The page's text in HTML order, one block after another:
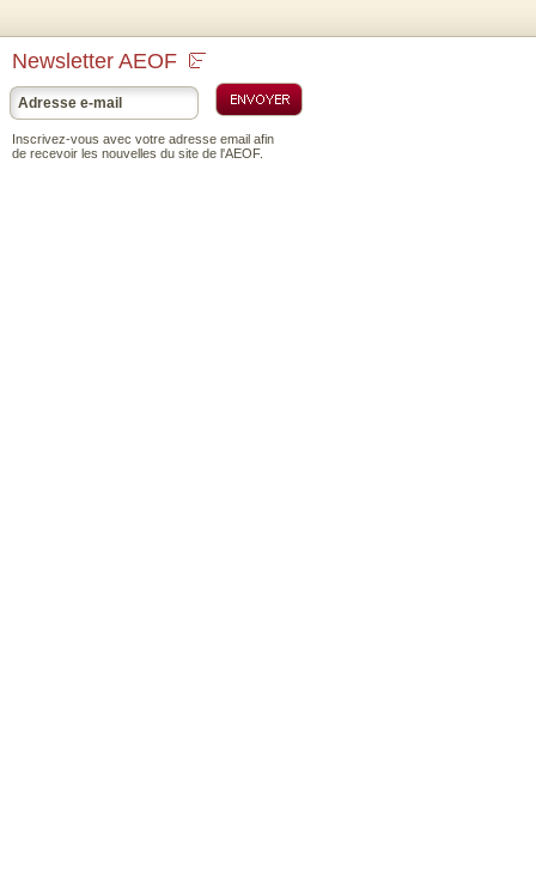
Newsletter AEOF
Inscrivez-vous avec votre adresse email afin
de recevoir les nouvelles du site de l'AEOF.